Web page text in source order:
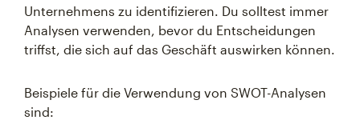
Unternehmens zu identifizieren. Du solltest immer
Analysen verwenden, bevor du Entscheidungen
triffst, die sich auf das Geschäft auswirken können.
Beispiele für die Verwendung von SWOT-Analysen
sind: